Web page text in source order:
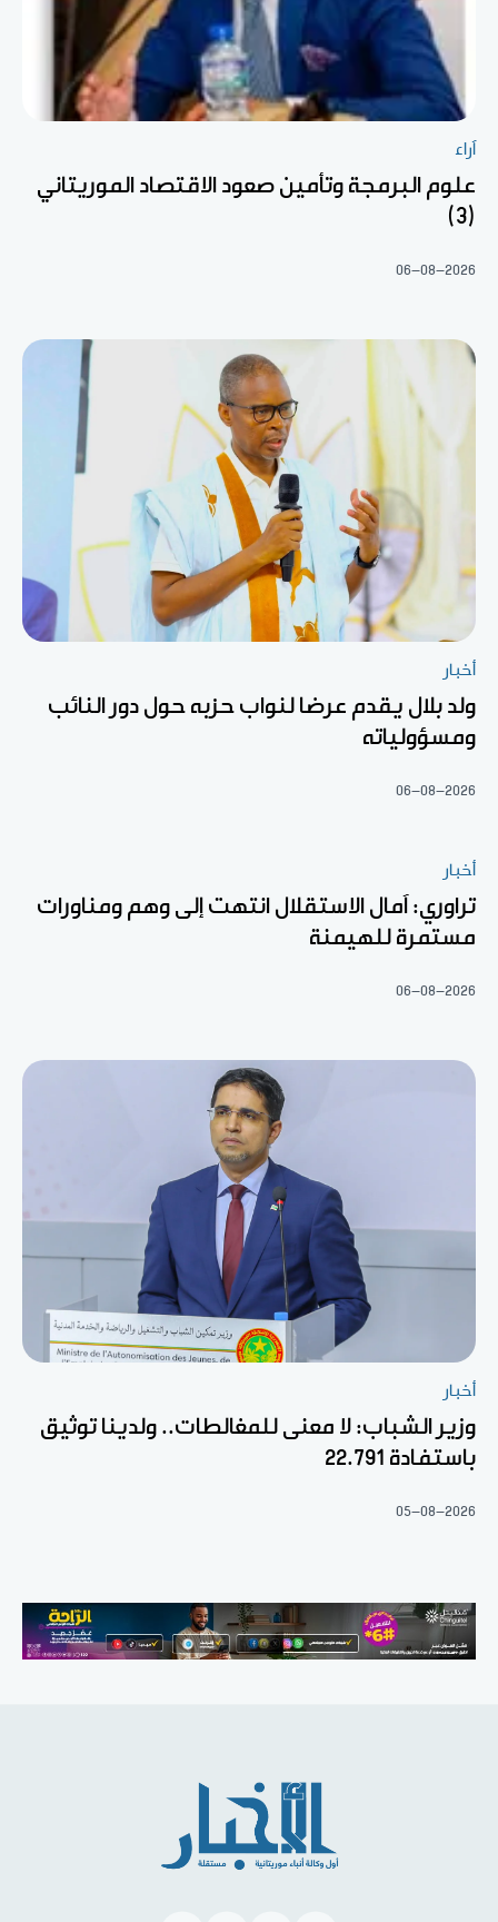
آراء
علوم البرمجة وتأمين صعود الاقتصاد الموريتاني
(3)
06-08-2026
أخبار
ولد بلال يقدم عرضا لنواب حزبه حول دور النائب
ومسؤولياته
06-08-2026
أخبار
تراوري: آمال الاستقلال انتهت إلى وهم ومناورات
مستمرة للهيمنة
06-08-2026
أخبار
وزير الشباب: لا معنى للمغالطات.. ولدينا توثيق
باستفادة 22.791
05-08-2026